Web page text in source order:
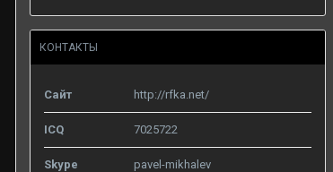
КОНТАКТЫ
Сайт http://rfka.net/
ICQ 7025722
Skype pavel-mikhalev